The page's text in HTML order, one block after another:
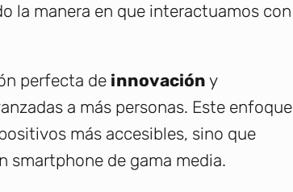
la manera en que interactuamos con
perfecta de innovación y
a más personas. Este enfoque
más accesibles, sino que
smartphone de gama media.